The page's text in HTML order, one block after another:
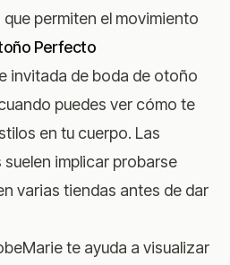
permiten el movimiento
Perfecto
invitada de boda de otoño
puedes ver cómo te
en tu cuerpo. Las
implicar probarse
varias tiendas antes de dar
te ayuda a visualizar